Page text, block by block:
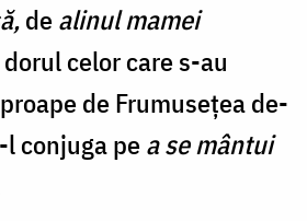
dealinul mamei
dorul celor care s-au
de Frumusețea de-
conjuga pea se mântui